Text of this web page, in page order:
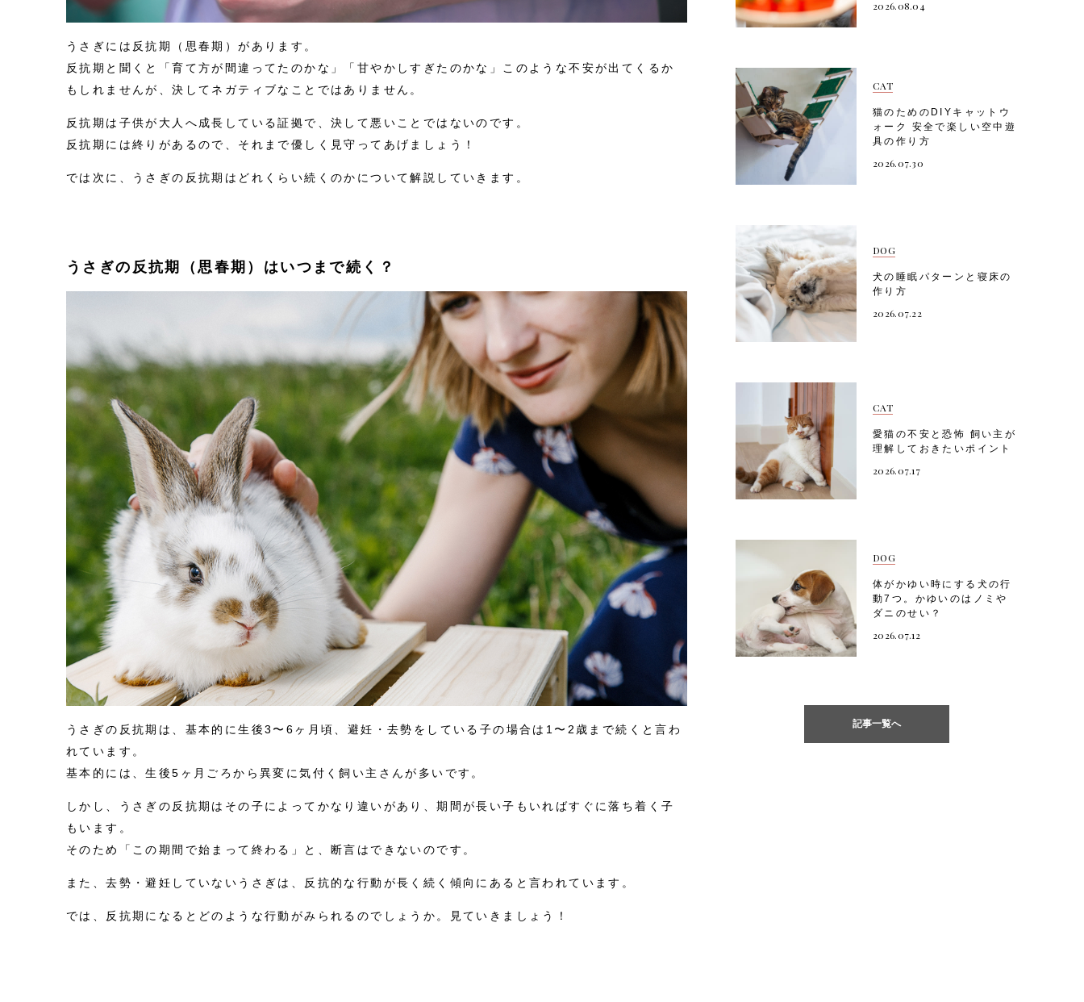
うさぎには反抗期（思春期）があります。
反抗期と聞くと「育て方が間違ってたのかな」「甘やかしすぎたのかな」このような不安が出てくるか
もしれませんが、決してネガティブなことではありません。
反抗期は子供が大人へ成長している証拠で、決して悪いことではないのです。
反抗期には終りがあるので、それまで優しく見守ってあげましょう！
では次に、うさぎの反抗期はどれくらい続くのかについて解説していきます。
うさぎの反抗期（思春期）はいつまで続く？
うさぎの反抗期は、基本的に生後3〜6ヶ月頃、避妊・去勢をしている子の場合は1〜2歳まで続くと言わ
れています。
基本的には、生後5ヶ月ごろから異変に気付く飼い主さんが多いです。
しかし、うさぎの反抗期はその子によってかなり違いがあり、期間が長い子もいればすぐに落ち着く子
もいます。
そのため「この期間で始まって終わる」と、断言はできないのです。
また、去勢・避妊していないうさぎは、反抗的な行動が長く続く傾向にあると言われています。
では、反抗期になるとどのような行動がみられるのでしょうか。見ていきましょう！
2026.08.04
CAT
猫のためのDIYキャットウ
ォーク 安全で楽しい空中遊
具の作り方
2026.07.30
DOG
犬の睡眠パターンと寝床の
作り方
2026.07.22
CAT
愛猫の不安と恐怖 飼い主が
理解しておきたいポイント
2026.07.17
DOG
体がかゆい時にする犬の行
動7つ。かゆいのはノミや
ダニのせい？
2026.07.12
記事一覧へ